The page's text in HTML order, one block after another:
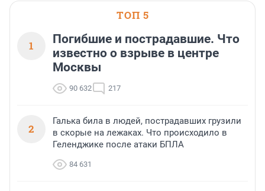
ТОП 5
1
Погибшие и пострадавшие. Что
известно о взрыве в центре
Москвы
90 632 217
2
Галька била в людей, пострадавших грузили
в скорые на лежаках. Что происходило в
Геленджике после атаки БПЛА
84 631